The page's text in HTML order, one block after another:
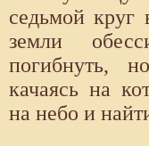
седьмой круг
земли
погибнуть,
качаясь на
на небо и